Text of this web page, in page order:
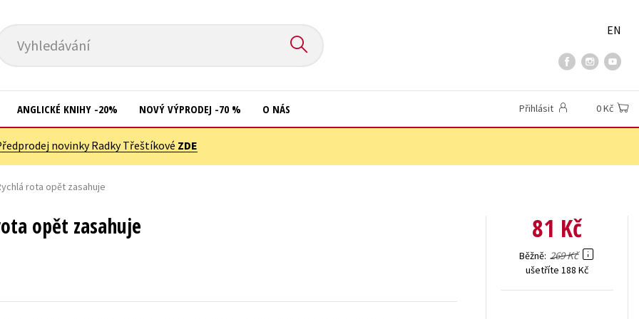
Vyhledávání
EN
Kuchařky
New Adult
Ostatní
ANGLICKÉ KNIHY -20% NOVÝ VÝPRODEJ -70 % O NÁS Přihlásit 0 Kč
novinky Radky Třeštíkové ZDE
rota opět zasahuje
opět zasahuje 81 Kč
Běžně 269 Kč
ušetříte 188 Kč